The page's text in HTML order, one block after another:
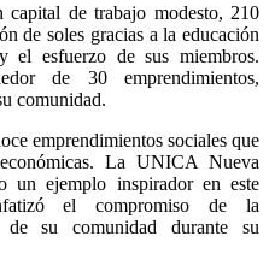
de trabajo modesto, 210
de soles gracias a la educación
el esfuerzo de sus miembros.
de 30 emprendimientos,
comunidad.
emprendimientos sociales que
La UNICA Nueva
un ejemplo inspirador en este
el compromiso de la
su comunidad durante su